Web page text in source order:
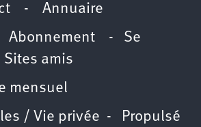
- Annuaire
Abonnement - Se
Sites amis
mensuel
/ Vie privée - Propulsé